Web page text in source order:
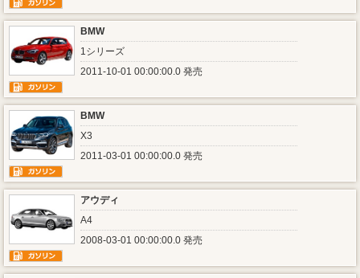
BMW
1シリーズ
2011-10-01 00:00:00.0 発売
BMW
X3
2011-03-01 00:00:00.0 発売
アウディ
A4
2008-03-01 00:00:00.0 発売